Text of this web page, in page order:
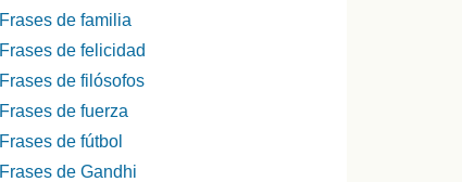
Frases de familia
Frases de felicidad
Frases de filósofos
Frases de fuerza
Frases de fútbol
Frases de Gandhi